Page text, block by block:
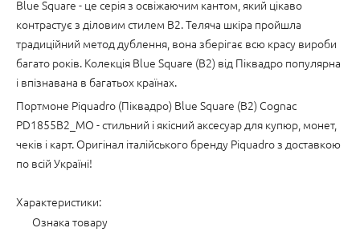
Blue Square - це серія з освіжаючим кантом, який цікаво
контрастує з діловим стилем B2. Теляча шкіра пройшла
традиційний метод дублення, вона зберігає всю красу вироби
багато років. Колекція Blue Square (B2) від Піквадро популярна
і впізнавана в багатьох країнах.
Портмоне Piquadro (Піквадро) Blue Square (B2) Cognac
PD1855B2_MO - стильний і якісний аксесуар для купюр, монет,
чеків і карт. Оригінал італійського бренду Piquadro з доставкою
по всій Україні!
Характеристики:
Ознака товару